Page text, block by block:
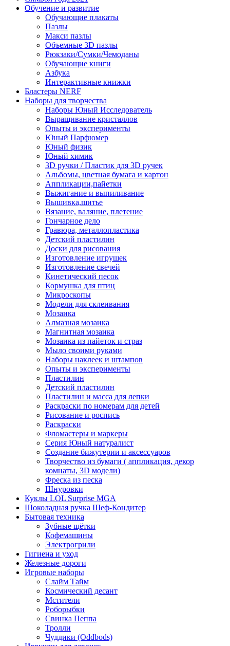
Обучение и развитие
Обучающие плакаты
Пазлы
Макси пазлы
Объемные 3D пазлы
Рюкзаки/Сумки/Чемоданы
Обучающие книги
Азбука
Интерактивные книжки
Бластеры NERF
Наборы для творчества
Наборы Юный Исследователь
Выращивание кристаллов
Опыты и эксперименты
Юный Парфюмер
Юный физик
Юный химик
3D ручки / Пластик для 3D ручек
Альбомы, цветная бумага и картон
Аппликации,пайетки
Выжигание и выпиливание
Вышивка,шитье
Вязание, валяние, плетение
Гончарное дело
Гравюра, металлопластика
Детский пластилин
Доски для рисования
Изготовление игрушек
Изготовление свечей
Кинетический песок
Кормушка для птиц
Микроскопы
Модели для склеивания
Мозаика
Алмазная мозаика
Магнитная мозаика
Мозаика из пайеток и страз
Мыло своими руками
Наборы наклеек и штампов
Опыты и эксперименты
Пластилин
Детский пластилин
Пластилин и масса для лепки
Раскраски по номерам для детей
Рисование и роспись
Раскраски
Фломастеры и маркеры
Серия Юный натуралист
Создание бижутерии и аксессуаров
Творчество из бумаги ( аппликация, декор
комнаты, 3D модели)
Фреска из песка
Шнуровки
Куклы LOL Surprise MGA
Шоколадная ручка Шеф-Кондитер
Бытовая техника
Зубные щётки
Кофемашины
Электрогрили
Гигиена и уход
Железные дороги
Игровые наборы
Слайм Тайм
Космический десант
Мстители
Роборыбки
Свинка Пеппа
Тролли
Чуддики (Oddbods)